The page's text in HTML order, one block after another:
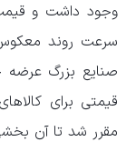
وجود داشت و
سرعت روند معکوس
صنایع بزرگ عرضه
قیمتی برای
مقرر شد تا آن